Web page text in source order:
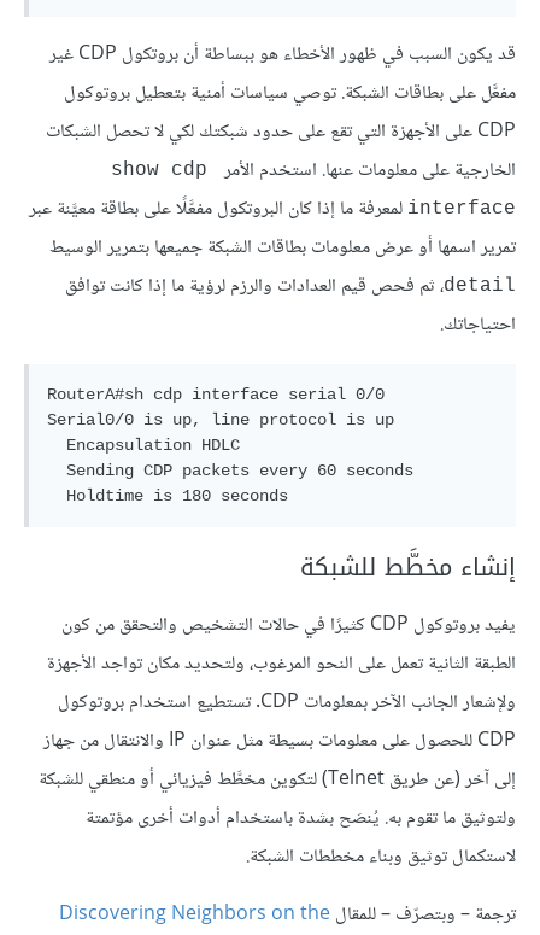
قد يكون السبب في ظهور الأخطاء هو ببساطة أن بروتكول CDP غير
مفعَّل على بطاقات الشبكة. توصي سياسات أمنية بتعطيل بروتوكول
CDP على الأجهزة التي تقع على حدود شبكتك لكي لا تحصل الشبكات
الخارجية على معلومات عنها. استخدم الأمر
show cdp
interface لمعرفة ما إذا كان البروتكول مفعَّلًا على بطاقة معيَّنة عبر
تمرير اسمها أو عرض معلومات بطاقات الشبكة جميعها بتمرير الوسيط
detail، ثم فحص قيم العدادات والرزم لرؤية ما إذا كانت توافق
احتياجاتك.
RouterA#sh cdp interface serial 0/0
Serial0/0 is up, line protocol is up
إنشاء مخطَّط للشبكة
يفيد بروتوكول CDP كثيرًا في حالات التشخيص والتحقق من كون
الطبقة الثانية تعمل على النحو المرغوب، ولتحديد مكان تواجد الأجهزة
ولإشعار الجانب الآخر بمعلومات CDP. تستطيع استخدام بروتوكول
CDP للحصول على معلومات بسيطة مثل عنوان IP والانتقال من جهاز
إلى آخر (عن طريق Telnet) لتكوين مخطَّط فيزيائي أو منطقي للشبكة
ولتوثيق ما تقوم به. يُنصَح بشدة باستخدام أدوات أخرى مؤتمتة
لاستكمال توثيق وبناء مخططات الشبكة.
ترجمة – وبتصرّف – للمقالDiscovering Neighbors on the